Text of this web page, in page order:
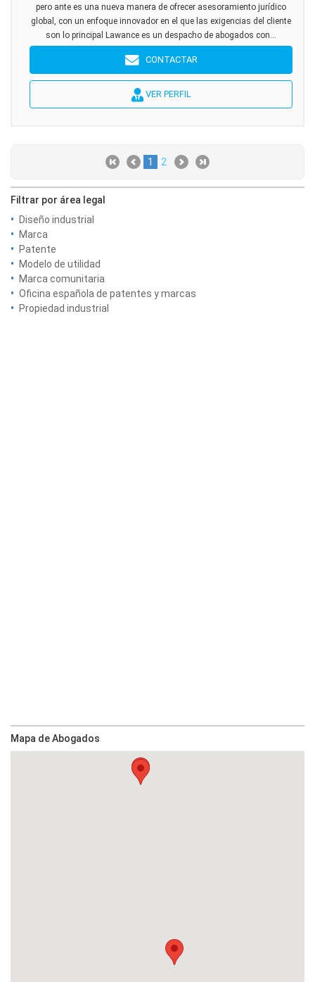
pero ante es una nueva manera de ofrecer asesoramiento jurídico
global, con un enfoque innovador en el que las exigencias del cliente
son lo principal Lawance es un despacho de abogados con...
CONTACTAR
VER PERFIL
1 2
Filtrar por área legal
Diseño industrial
Marca
Patente
Modelo de utilidad
Marca comunitaria
Oficina española de patentes y marcas
Propiedad industrial
Mapa de Abogados